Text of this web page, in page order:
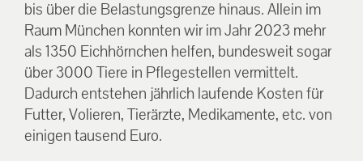
bis über die Belastungsgrenze hinaus. Allein im
Raum München konnten wir im Jahr 2023 mehr
als 1350 Eichhörnchen helfen, bundesweit sogar
über 3000 Tiere in Pflegestellen vermittelt.
Dadurch entstehen jährlich laufende Kosten für
Futter, Volieren, Tierärzte, Medikamente, etc. von
einigen tausend Euro.